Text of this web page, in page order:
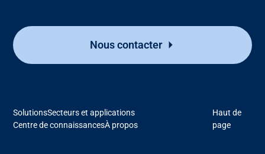
Nous contacter
SolutionsSecteurs et applications
Centre de connaissancesÀ propos
Haut de
page